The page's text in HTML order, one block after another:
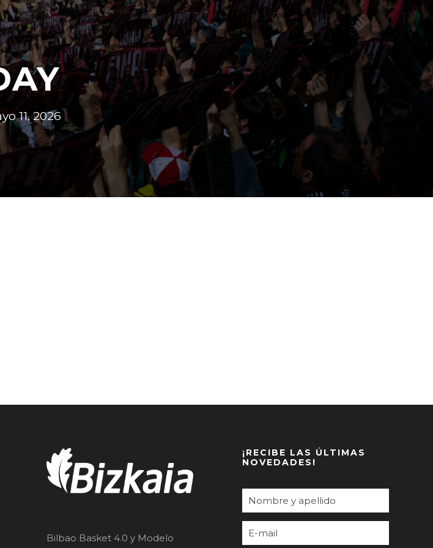
11, 2026
Bilbao Basket 4.0 y Modelo
¡RECIBE LAS ÚLTIMAS
NOVEDADES!